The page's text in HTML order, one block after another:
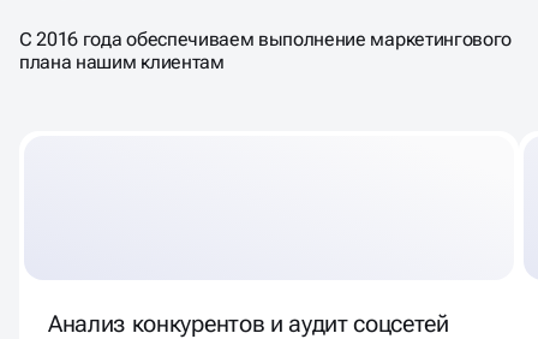
С 2016 года обеспечиваем выполнение маркетингового
плана нашим клиентам
Анализ конкурентов и аудит соцсетей